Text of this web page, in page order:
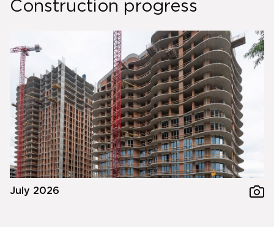
Construction progress
July 2026